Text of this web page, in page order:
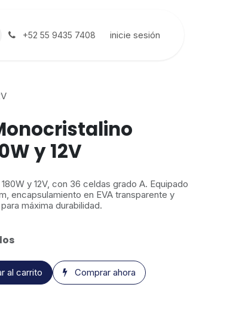
+52 55 9435 7408 inicie sesión
y 12V
y 12V, con 36 celdas grado A. Equipado
encapsulamiento en EVA transparente y
máxima durabilidad.
al carrito Comprar ahora